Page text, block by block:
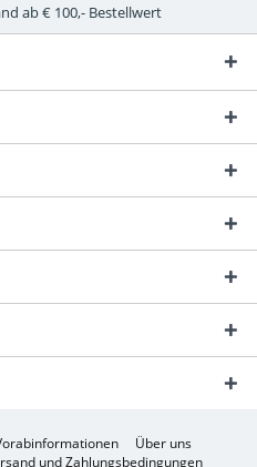
ab € 100,- Bestellwert
Über uns
und Zahlungsbedingungen